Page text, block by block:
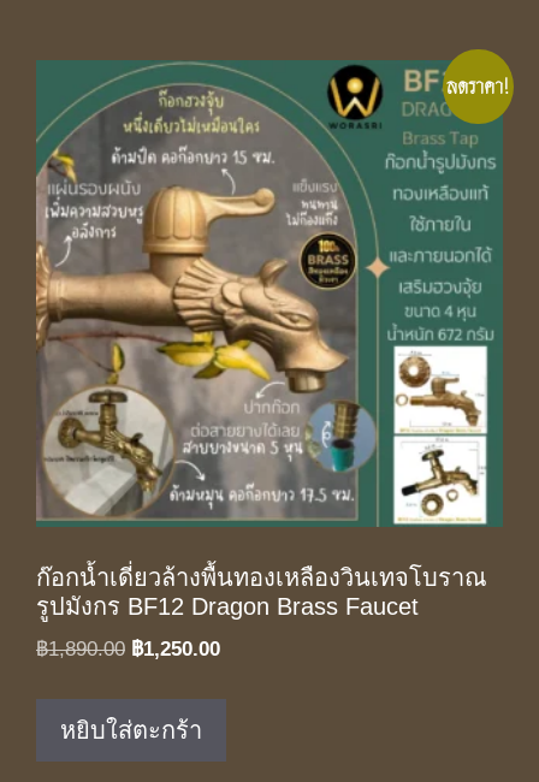
ลดราคา!
ก๊อกน้ำเดี่ยวล้างพื้นทองเหลืองวินเทจโบราณ
รูปมังกร BF12 Dragon Brass Faucet
฿1,890.00 Original
฿1,890.00.
฿1,250.00Current
หยิบใส่ตะกร้า